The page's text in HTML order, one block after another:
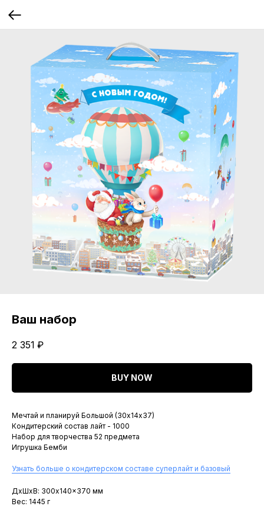
Ваш набор
2 351 ₽
BUY NOW
Мечтай и планируй Большой (30х14х37)
Кондитерский состав лайт - 1000
Набор для творчества 52 предмета
Игрушка Бемби
Узнать больше о кондитерском составе суперлайт и базовый
ДxШxВ: 300x140x370 мм
Вес: 1445 г